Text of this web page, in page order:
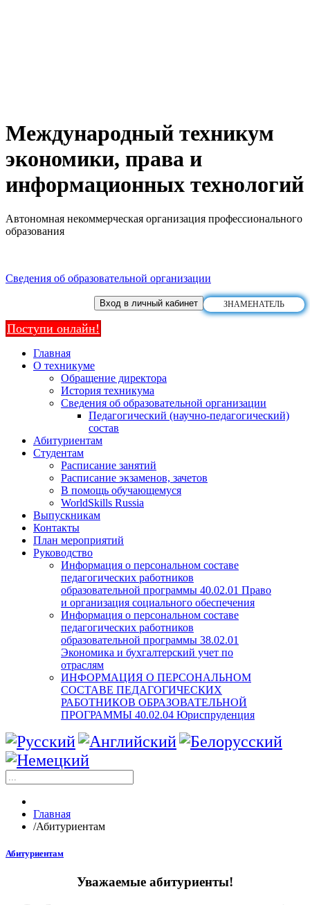
Международный техникум
экономики, права и
информационных технологий
Автономная некоммерческая организация профессионального
образования
Сведения об образовательной организации
ЗНАМЕНАТЕЛЬ
Вход в личный кабинет
Поступи онлайн!
Главная
О техникуме
Обращение директора
История техникума
Сведения об образовательной организации
Педагогический (научно-педагогический)
состав
Абитуриентам
Студентам
Расписание занятий
Расписание экзаменов, зачетов
В помощь обучающемуся
WorldSkills Russia
Выпускникам
Контакты
План мероприятий
Руководство
Информация о персональном составе
педагогических работников
образовательной программы 40.02.01 Право
и организация социального обеспечения
Информация о персональном составе
педагогических работников
образовательной программы 38.02.01
Экономика и бухгалтерский учет по
отраслям
ИНФОРМАЦИЯ О ПЕРСОНАЛЬНОМ
СОСТАВЕ ПЕДАГОГИЧЕСКИХ
РАБОТНИКОВ ОБРАЗОВАТЕЛЬНОЙ
ПРОГРАММЫ 40.02.04 Юриспруденция
Главная
/Абитуриентам
Абитуриентам
Уважаемые абитуриенты!